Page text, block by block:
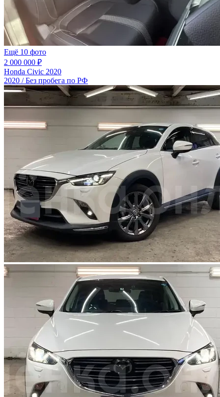
Ещё 10 фото
2 000 000 ₽
Honda Civic 2020
2020 / Без пробега по РФ